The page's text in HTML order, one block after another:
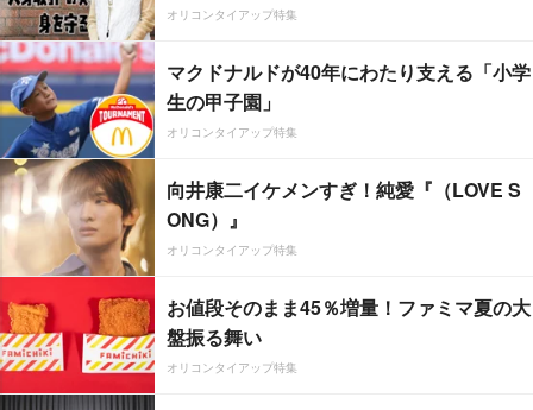
オリコンタイアップ特集
マクドナルドが40年にわたり支える「小学
生の甲子園」
オリコンタイアップ特集
向井康二イケメンすぎ！純愛『（LOVE S
ONG）』
オリコンタイアップ特集
お値段そのまま45％増量！ファミマ夏の大
盤振る舞い
オリコンタイアップ特集